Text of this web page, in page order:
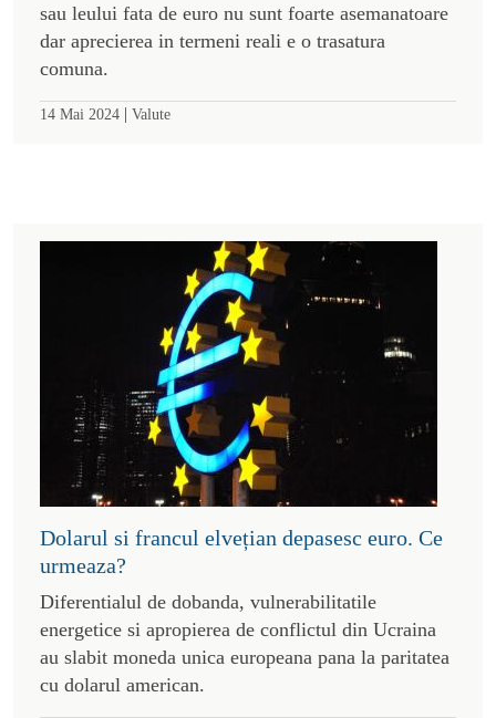
sau leului fata de euro nu sunt foarte asemanatoare
dar aprecierea in termeni reali e o trasatura
comuna.
14 Mai 2024 | Valute
Dolarul si francul elvețian depasesc euro. Ce
urmeaza?
Diferentialul de dobanda, vulnerabilitatile
energetice si apropierea de conflictul din Ucraina
au slabit moneda unica europeana pana la paritatea
cu dolarul american.